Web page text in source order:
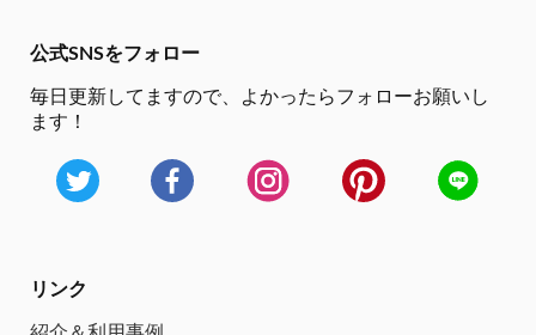
公式SNSをフォロー
毎日更新してますので、
よかったらフォローお願いし
ます！
リンク